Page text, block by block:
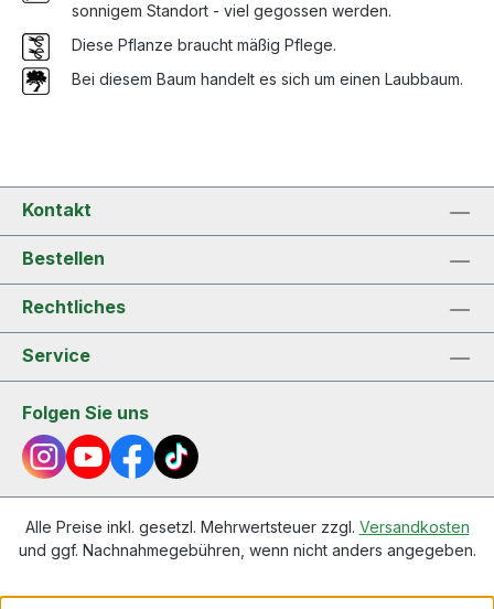
sonnigem Standort - viel gegossen werden.
Diese Pflanze braucht mäßig Pflege.
Bei diesem Baum handelt es sich um einen Laubbaum.
Kontakt
Bestellen
Rechtliches
Service
Folgen Sie uns
Alle Preise inkl. gesetzl. Mehrwertsteuer zzgl. Versandkosten
und ggf. Nachnahmegebühren, wenn nicht anders angegeben.